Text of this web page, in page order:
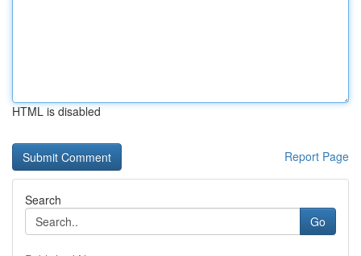
HTML is disabled
Report Page
Search
Go